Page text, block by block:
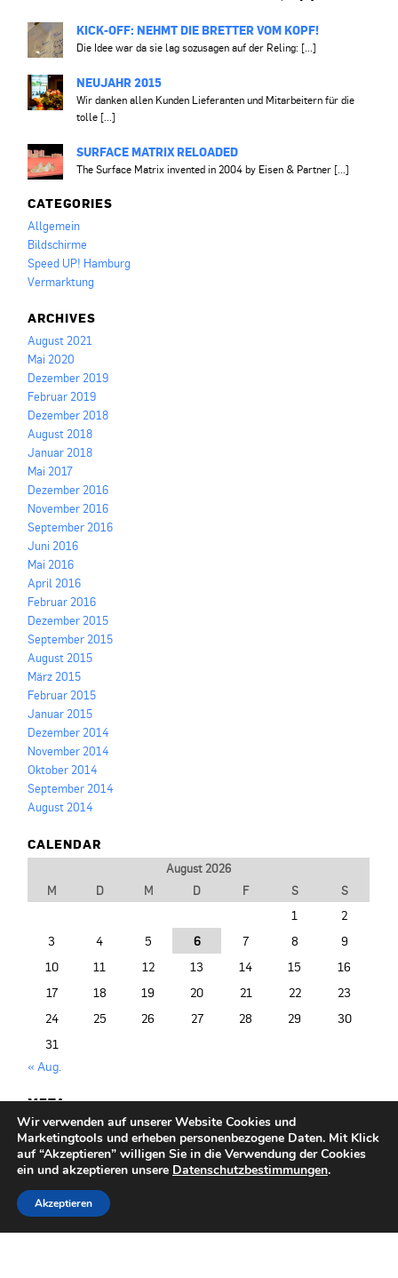
KICK-OFF: NEHMT DIE BRETTER VOM KOPF!
Die Idee war da sie lag sozusagen auf der Reling: [...]
NEUJAHR 2015
Wir danken allen Kunden Lieferanten und Mitarbeitern für die
tolle [...]
SURFACE MATRIX RELOADED
The Surface Matrix invented in 2004 by Eisen & Partner [...]
CATEGORIES
Allgemein
Bildschirme
Speed UP! Hamburg
Vermarktung
ARCHIVES
August 2021
Mai 2020
Dezember 2019
Februar 2019
Dezember 2018
August 2018
Januar 2018
Mai 2017
Dezember 2016
November 2016
September 2016
Juni 2016
Mai 2016
April 2016
Februar 2016
Dezember 2015
September 2015
August 2015
März 2015
Februar 2015
Januar 2015
Dezember 2014
November 2014
Oktober 2014
September 2014
August 2014
CALENDAR
August 2026
M
D M D F S S
1
2
3
4 5 6 7 8
9
10
11 12 13 14 15
16
17
18 19 20 21 22
23
24
25 26 27 28 29
30
31
« Aug.
META
Anmelden
Entries (RSS)
© 2014-2026 PRIMO PORTAL |
Wir verwenden auf unserer Website Cookies und
Marketingtools und erheben personenbezogene Daten. Mit Klick
auf “Akzeptieren” willigen Sie in die Verwendung der Cookies
ein und akzeptieren unsere Datenschutzbestimmungen.
Akzeptieren